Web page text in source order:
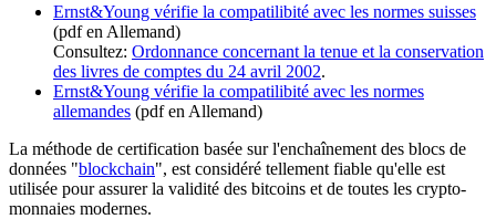
Ernst&Young vérifie la compatilibité avec les normes suisses
(pdf en Allemand)
Consultez: Ordonnance concernant la tenue et la conservation
des livres de comptes du 24 avril 2002.
Ernst&Young vérifie la compatilibité avec les normes
allemandes (pdf en Allemand)
La méthode de certification basée sur l'enchaînement des blocs de
données "blockchain", est considéré tellement fiable qu'elle est
utilisée pour assurer la validité des bitcoins et de toutes les crypto-
monnaies modernes.